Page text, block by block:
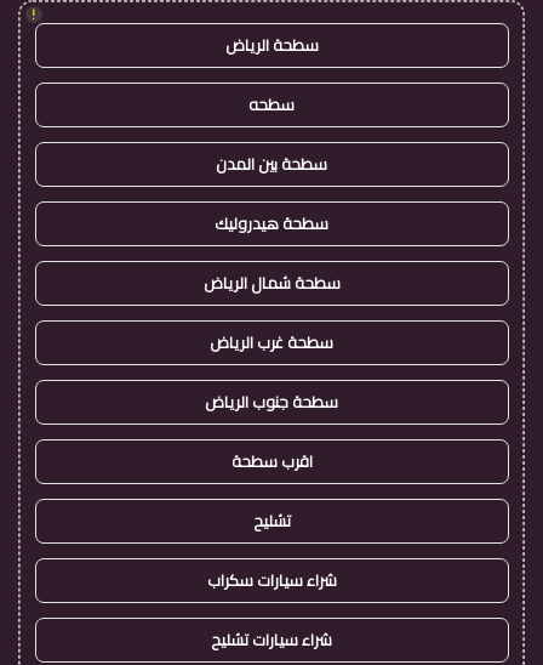
!
سطحة الرياض
سطحه
سطحة بين المدن
سطحة هيدروليك
سطحة شمال الرياض
سطحة غرب الرياض
سطحة جنوب الرياض
اقرب سطحة
تشليح
شراء سيارات سكراب
شراء سيارات تشليح